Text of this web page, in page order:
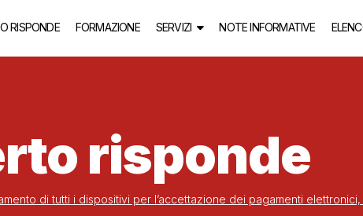
RISPONDE FORMAZIONE SERVIZI NOTE INFORMATIVE
risponde
di tutti i dispositivi per l’accettazione dei pagamenti elettronici,